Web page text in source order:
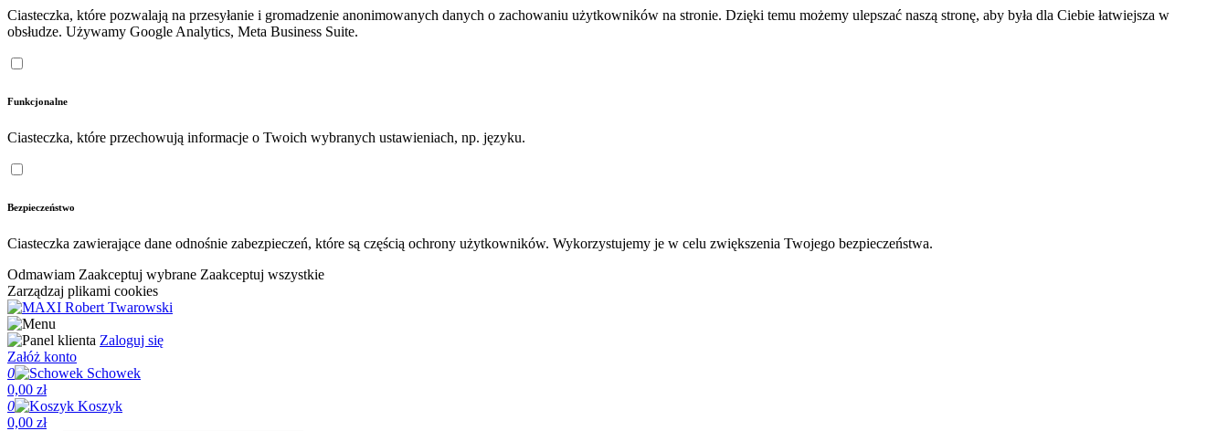
Ciasteczka, które pozwalają na przesyłanie i gromadzenie anonimowanych danych o zachowaniu użytkowników na stronie. Dzięki temu możemy ulepszać naszą stronę, aby była dla Ciebie łatwiejsza w
obsłudze. Używamy Google Analytics, Meta Business Suite.
Funkcjonalne
Ciasteczka, które przechowują informacje o Twoich wybranych ustawieniach, np. języku.
Bezpieczeństwo
Ciasteczka zawierające dane odnośnie zabezpieczeń, które są częścią ochrony użytkowników. Wykorzystujemy je w celu zwiększenia Twojego bezpieczeństwa.
Odmawiam Zaakceptuj wybrane Zaakceptuj wszystkie
Zarządzaj plikami cookies
Zaloguj się
Załóż konto
0
Schowek
0,00 zł
0
Koszyk
0,00 zł